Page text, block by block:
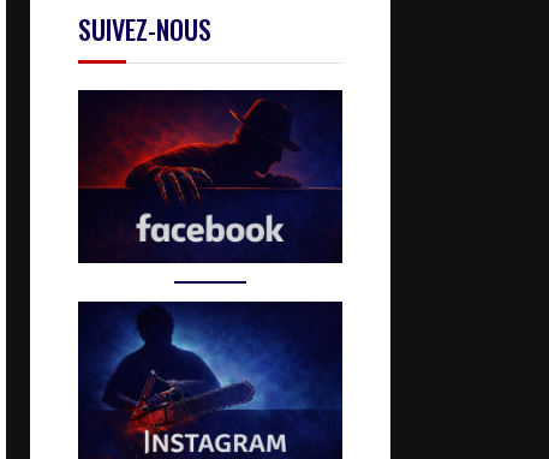
SUIVEZ-NOUS